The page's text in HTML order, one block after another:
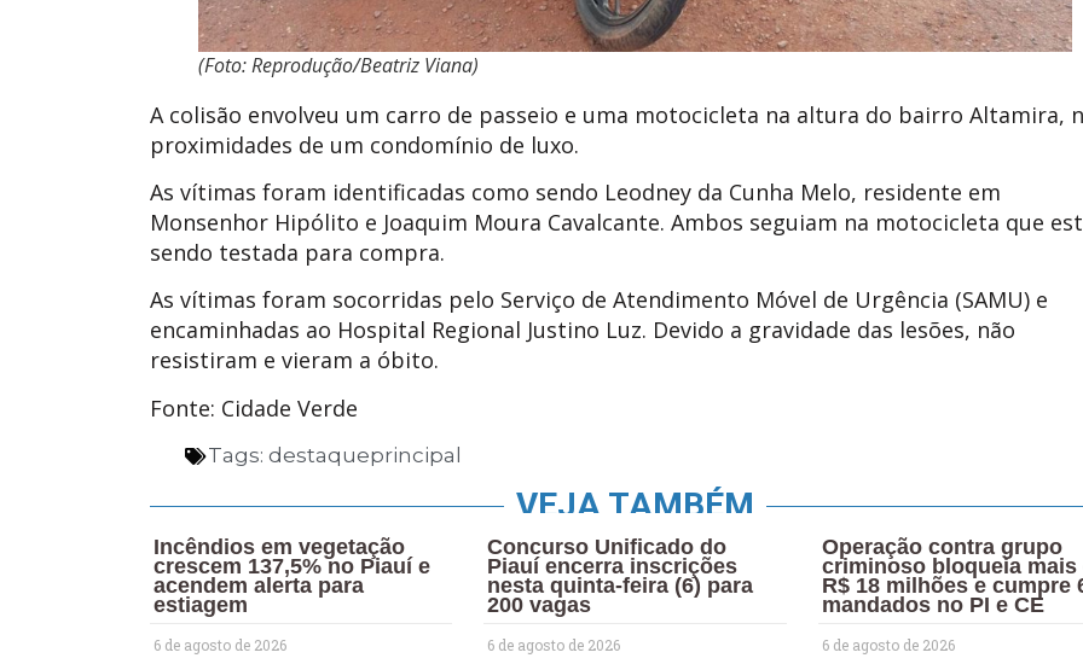
(Foto: Reprodução/Beatriz Viana)
A colisão envolveu um carro de passeio e uma motocicleta na altura do bairro Altamira,
proximidades de um condomínio de luxo.
As vítimas foram identificadas como sendo Leodney da Cunha Melo, residente em
Monsenhor Hipólito e Joaquim Moura Cavalcante. Ambos seguiam na motocicleta que
sendo testada para compra.
As vítimas foram socorridas pelo Serviço de Atendimento Móvel de Urgência (SAMU) e
encaminhadas ao Hospital Regional Justino Luz. Devido a gravidade das lesões, não
resistiram e vieram a óbito.
Fonte: Cidade Verde
Tags: destaqueprincipal
VEJA TAMBÉM
Incêndios em vegetação
crescem 137,5% no Piauí e
acendem alerta para
estiagem
6 de agosto de 2026
Concurso Unificado do
Piauí encerra inscrições
nesta quinta-feira (6) para
200 vagas
6 de agosto de 2026
Operação contra grupo
criminoso bloqueia mais
R$ 18 milhões e cumpre
mandados no PI e CE
6 de agosto de 2026